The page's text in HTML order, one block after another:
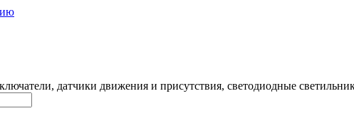
датчики движения и присутствия, светодиодные